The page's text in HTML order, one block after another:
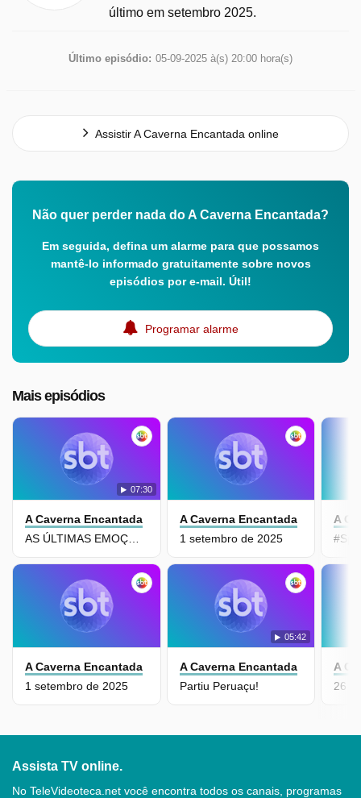
último em setembro 2025.
Último episódio: 05-09-2025 à(s) 20:00 hora(s)
Assistir A Caverna Encantada online
Não quer perder nada do A Caverna Encantada?
Em seguida, defina um alarme para que possamos
mantê-lo informado gratuitamente sobre novos
episódios por e-mail. Útil!
Programar alarme
Mais episódios
07:30
A Caverna Encantada
AS ÚLTIMAS EMOÇÕES - CAPÍTULO FINAL
A Caverna Encantada
1 setembro de 2025
A Caverna Encantada
1 setembro de 2025
05:42
A Caverna Encantada
Partiu Peruaçu!
A
A
26
Assista TV online.
No TeleVideoteca.net você encontra todos os canais, programas